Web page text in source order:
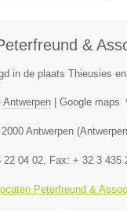
&
in de plaats Thieusies
Antwerpen| Google maps
2000 Antwerpen(Antwerpen
22 04 02, Fax: + 32 3 435
Peterfreund &